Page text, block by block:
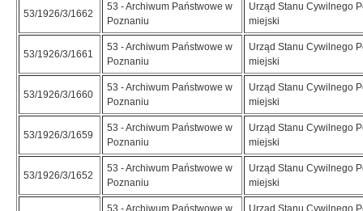
53/1926/3/1662
53 - Archiwum Państwowe w
Poznaniu
Urząd Stanu Cywilnego
miejski
53/1926/3/1661
53 - Archiwum Państwowe w
Poznaniu
Urząd Stanu Cywilnego
miejski
53/1926/3/1660
53 - Archiwum Państwowe w
Poznaniu
Urząd Stanu Cywilnego
miejski
53/1926/3/1659
53 - Archiwum Państwowe w
Poznaniu
Urząd Stanu Cywilnego
miejski
53/1926/3/1652
53 - Archiwum Państwowe w
Poznaniu
Urząd Stanu Cywilnego
miejski
53 - Archiwum Państwowe w Urząd Stanu Cywilnego